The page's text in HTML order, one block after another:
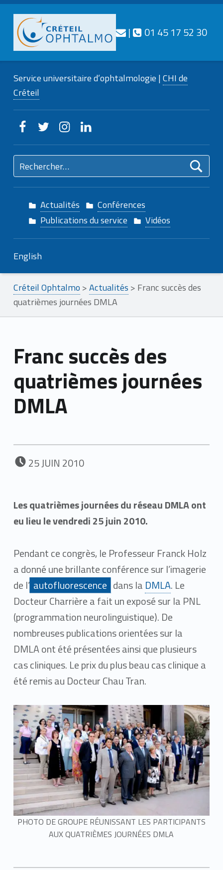
CRÉTEIL
OPHTALMO
Service universitaire d'ophtalmologie
Nous contacter
| 01 45 17 52 30
Service universitaire d’ophtalmologie |CHI de
Créteil
Creteilophtalmo sur Facebook
Creteilophtalmo sur TwitterCreteilophtalmo sur Instagram
Creteilophtalmo sur Linkedin
Rechercher :
Actualités
Conférences
Publications du service
Vidéos
English
Créteil Ophtalmo >Actualités > Franc succès des
quatrièmes journées DMLA
Franc succès des
quatrièmes journées
DMLA
POSTED ON:
25JUIN 2010
Les quatrièmes journées du réseau DMLA ont
eu lieu le vendredi 25 juin 2010.
Pendant ce congrès, le Professeur Franck Holz
a donné une brillante conférence sur l’imagerie
de l’ autofluorescence dans la DMLA. Le
Docteur Charrière a fait un exposé sur la PNL
(programmation neurolinguistique). De
nombreuses publications orientées sur la
DMLA ont été présentées ainsi que plusieurs
cas cliniques. Le prix du plus beau cas clinique a
été remis au Docteur Chau Tran.
PHOTO DE GROUPE RÉUNISSANT LES PARTICIPANTS
AUX QUATRIÈMES JOURNÉES DMLA